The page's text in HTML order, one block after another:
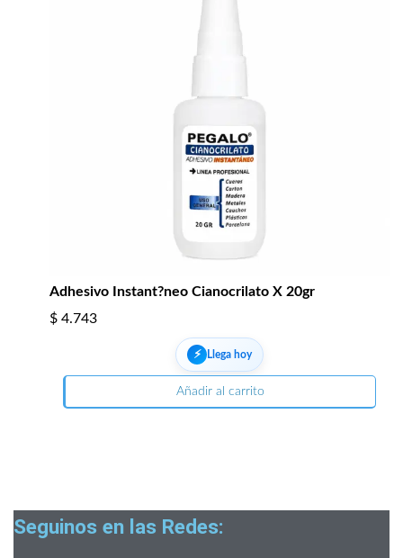
Adhesivo Instant?neo Cianocrilato X 20gr
$ 4.743
⚡︎ Llega hoy
Añadir al carrito
Seguinos en las Redes: